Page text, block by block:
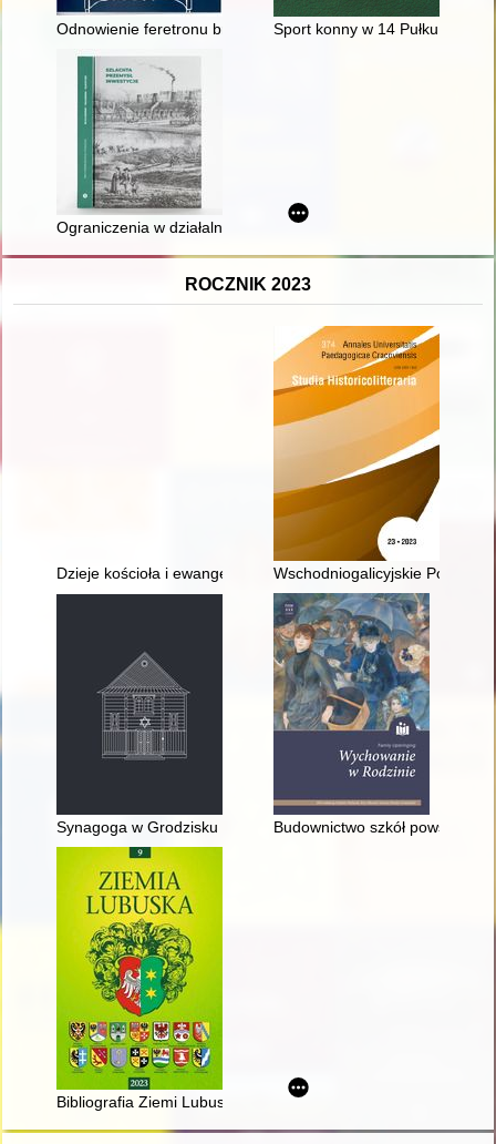
Odnowienie feretronu bractwa Bożego Ciała w Niedzicy
Sport konny w 14 Pułku
Ograniczenia w działalności gospodarczej polskiej szlachty i
ROCZNIK 2023
Dzieje kościoła i ewangelickiej gminy wyznaniowej Górsku
Wschodniogalicyjskie
Synagoga w Grodzisku MazowieckimBudownictwo szkół
Bibliografia Ziemi Lubuskiej za rok 2022 : (wybór wraz z